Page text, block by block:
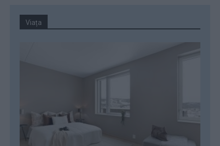
Viața